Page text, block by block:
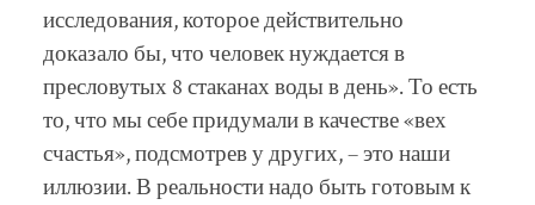
исследования, которое действительно
доказало бы, что человек нуждается в
пресловутых 8 стаканах воды в день». То есть
то, что мы себе придумали в качестве «вех
счастья», подсмотрев у других, – это наши
иллюзии. В реальности надо быть готовым к